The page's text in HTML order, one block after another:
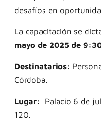
desafíos en
La capacitación se
mayo de 2025 de
Destinatarios:
Córdoba.
Lugar:
Palacio 6 de
120.